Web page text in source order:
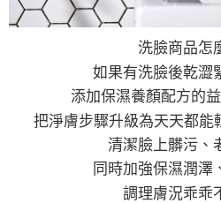
洗臉商品怎
如果有洗臉後乾澀
添加保濕養顏配方的
把淨膚步驟升級為天天都能
清潔臉上髒污、
同時加強保濕潤澤
調理膚況乖乖